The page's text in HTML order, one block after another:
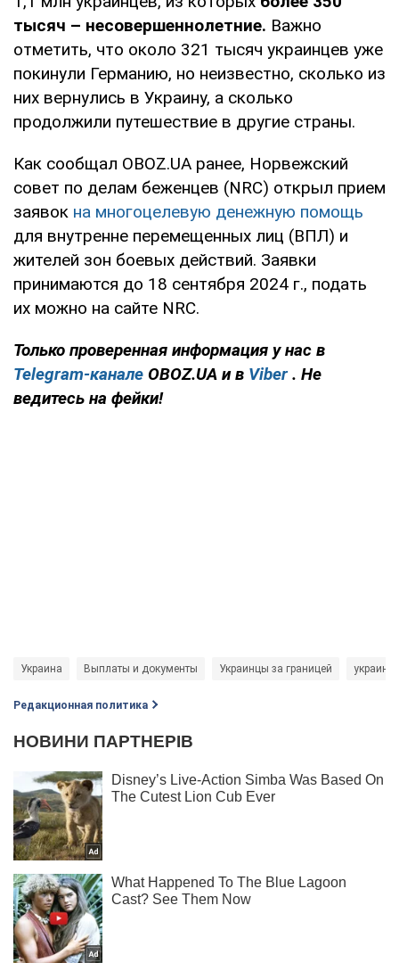
тысяч – несовершеннолетние. Важно
отметить, что около 321 тысяч украинцев уже
покинули Германию, но неизвестно, сколько из
них вернулись в Украину, а сколько
продолжили путешествие в другие страны.
Как сообщал OBOZ.UA ранее, Норвежский
совет по делам беженцев (NRC) открыл прием
заявок на многоцелевую денежную помощь
для внутренне перемещенных лиц (ВПЛ) и
жителей зон боевых действий. Заявки
принимаются до 18 сентября 2024 г., подать
их можно на сайте NRC.
Только проверенная информация у нас в
Telegram-канале OBOZ.UA и в Viber . Не
ведитесь на фейки!
Украина Выплаты и документы Украинцы за границей
Редакционная политика